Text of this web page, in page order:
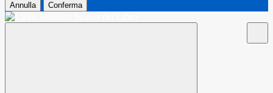
Annulla Conferma